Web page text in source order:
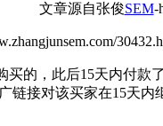
文章源自张俊SEM-
，此后15天内付款
接对该买家在15天内